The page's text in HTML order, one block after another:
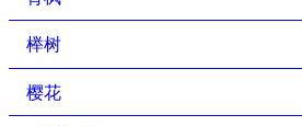
榉树
樱花